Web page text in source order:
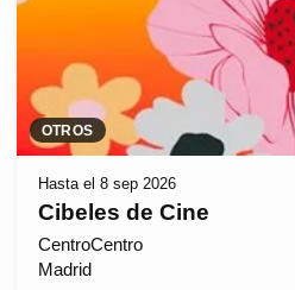
OTROS
Hasta el 8 sep 2026
Cibeles de Cine
CentroCentro
Madrid